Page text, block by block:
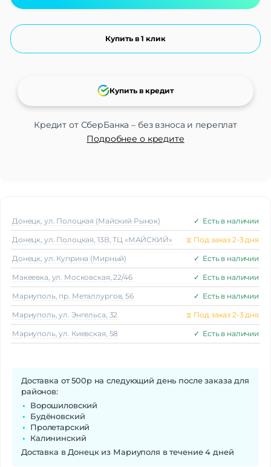
Купить в 1 клик
Кредит от СберБанка – без взноса и переплат
Подробнее о кредите
Купить в кредит
Донецк, ул. Полоцкая (Майский Рынок) ✓ Есть в наличии
Донецк, ул. Полоцкая, 13В, ТЦ «МАЙСКИЙ» ⧖ Под заказ 2-3 дня
Донецк, ул. Куприна (Мирный) ✓ Есть в наличии
Макеeвка, ул. Московская, 22/46 ✓ Есть в наличии
Мариуполь, пр. Металлургов, 56 ✓ Есть в наличии
Мариуполь, ул. Энгельса, 32 ⧖ Под заказ 2-3 дня
Мариуполь, ул. Киевская, 58 ✓ Есть в наличии
Доставка от 500р на следующий день после заказа для
районов:
Ворошиловский
Будёновский
Пролетарский
Калининский
Доставка в Донецк из Мариуполя в течение 4 дней